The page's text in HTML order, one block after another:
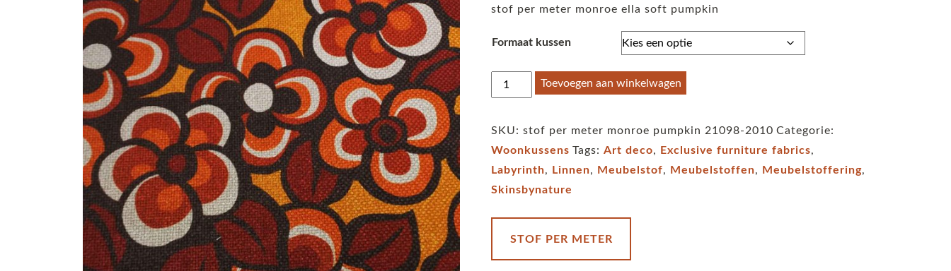
tot
€59,95
stof per meter monroe ella soft pumpkin
Formaat kussen
Stof
per
pumpkin
aantal
Toevoegen aan winkelwagen
SKU:stof per meter monroe pumpkin 21098-2010 Categorie:
Woonkussens Tags:Art deco, Exclusive furniture fabrics,
Labyrinth, Linnen, Meubelstof, Meubelstoffen, Meubelstoffering,
Skinsbynature
STOF PER METER